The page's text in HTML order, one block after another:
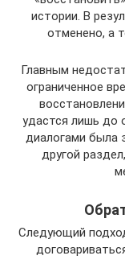
истории. В
отменено, а
Главным
ограниченное
удастся лишь до
диалогами была
другой
Следующий